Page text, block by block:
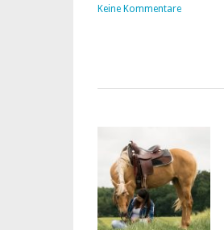
Keine Kommentare